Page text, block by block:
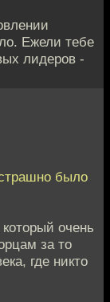
Ежели тебе
лидеров -
было
очень
за то
где никто